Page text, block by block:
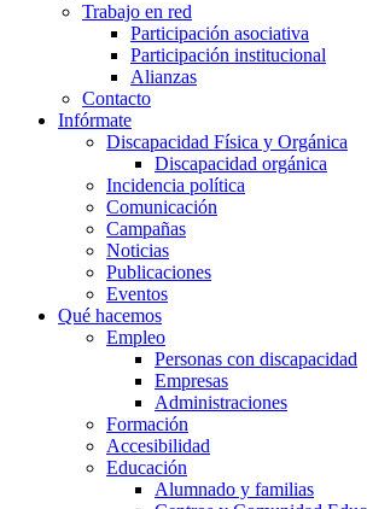
Trabajo en red
Participación asociativa
Participación institucional
Alianzas
Contacto
Infórmate
Discapacidad Física y Orgánica
Discapacidad orgánica
Incidencia política
Comunicación
Campañas
Noticias
Publicaciones
Eventos
Qué hacemos
Empleo
Personas con discapacidad
Empresas
Administraciones
Formación
Accesibilidad
Educación
Alumnado y familias